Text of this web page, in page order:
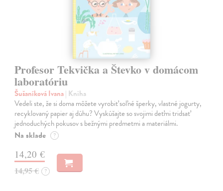
Profesor Tekvička a Števko v domácom
laboratóriu
Šušaníková Ivana| Kniha
Vedeli ste, že si doma môžete vyrobiť soľné šperky, vlastné jogurty,
recyklovaný papier aj dúhu? Vyskúšajte so svojimi deťmi tridsať
jednoduchých pokusov s bežnými predmetmi a materiálmi.
Na sklade ?
14,20 €
14,95 € ?